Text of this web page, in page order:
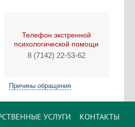
Телефон экстренной
психологической помощи
8 (7142) 22-53-62
Причины обращения
УСЛУГИ КОНТАКТЫ